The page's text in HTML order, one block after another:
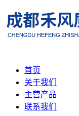
首页
关于我们
主营产品
联系我们